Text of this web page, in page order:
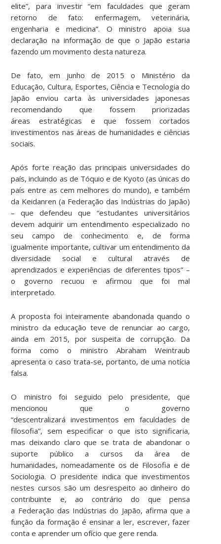
elite”, para investir “em faculdades que geram
retorno de fato: enfermagem, veterinária,
engenharia e medicina”. O ministro apoia sua
declaração na informação de que o Japão estaria
fazendo um movimento desta natureza.
De fato, em junho de 2015 o Ministério da
Educação, Cultura, Esportes, Ciência e Tecnologia do
Japão enviou carta às universidades japonesas
recomendando que fossem priorizadas
áreas estratégicas e que fossem cortados
investimentos nas áreas de humanidades e ciências
sociais.
Após forte reação das principais universidades do
país, incluindo as de Tóquio e de Kyoto (as únicas do
país entre as cem melhores do mundo), e também
da Keidanren (a Federação das Indústrias do Japão)
– que defendeu que “estudantes universitários
devem adquirir um entendimento especializado no
seu campo de conhecimento e, de forma
igualmente importante, cultivar um entendimento da
diversidade social e cultural através de
aprendizados e experiências de diferentes tipos” –
o governo recuou e afirmou que foi mal
interpretado.
A proposta foi inteiramente abandonada quando o
ministro da educação teve de renunciar ao cargo,
ainda em 2015, por suspeita de corrupção. Da
forma como o ministro Abraham Weintraub
apresenta o caso trata-se, portanto, de uma notícia
falsa.
O ministro foi seguido pelo presidente, que
mencionou que o governo
“descentralizará investimentos em faculdades de
filosofia”, sem especificar o que isto significaria,
mas deixando claro que se trata de abandonar o
suporte público a cursos da área de
humanidades, nomeadamente os de Filosofia e de
Sociologia. O presidente indica que investimentos
nestes cursos são um desrespeito ao dinheiro do
contribuinte e, ao contrário do que pensa
a Federação das Indústrias do Japão, afirma que a
função da formação é ensinar a ler, escrever, fazer
conta e aprender um ofício que gere renda.